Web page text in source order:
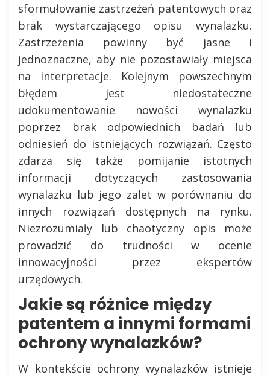
sformułowanie zastrzeżeń patentowych oraz
brak wystarczającego opisu wynalazku.
Zastrzeżenia powinny być jasne i
jednoznaczne, aby nie pozostawiały miejsca
na interpretacje. Kolejnym powszechnym
błędem jest niedostateczne
udokumentowanie nowości wynalazku
poprzez brak odpowiednich badań lub
odniesień do istniejących rozwiązań. Często
zdarza się także pomijanie istotnych
informacji dotyczących zastosowania
wynalazku lub jego zalet w porównaniu do
innych rozwiązań dostępnych na rynku.
Niezrozumiały lub chaotyczny opis może
prowadzić do trudności w ocenie
innowacyjności przez ekspertów
urzędowych.
Jakie są różnice między
patentem a innymi formami
ochrony wynalazków?
W kontekście ochrony wynalazków istnieje